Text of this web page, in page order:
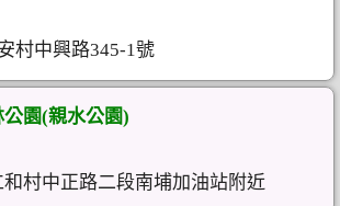
村中興路345-1號
園(親水公園)
村中正路二段南埔加油站附近